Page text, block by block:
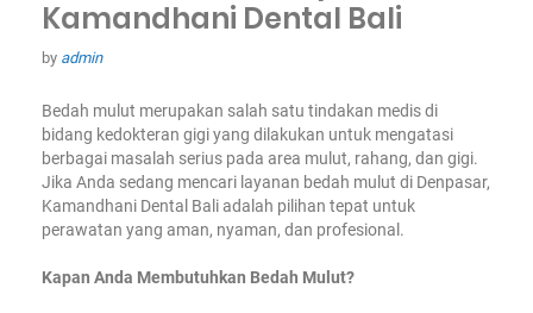
Kamandhani Dental Bali
by admin
Bedah mulut merupakan salah satu tindakan medis di
bidang kedokteran gigi yang dilakukan untuk mengatasi
berbagai masalah serius pada area mulut, rahang, dan gigi.
Jika Anda sedang mencari layanan bedah mulut di Denpasar,
Kamandhani Dental Bali adalah pilihan tepat untuk
perawatan yang aman, nyaman, dan profesional.
Kapan Anda Membutuhkan Bedah Mulut?